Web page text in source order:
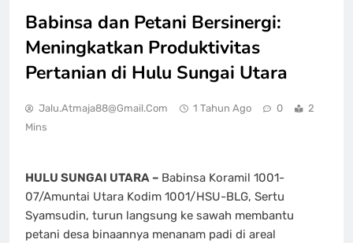
Babinsa dan Petani Bersinergi:
Meningkatkan Produktivitas
Pertanian di Hulu Sungai Utara
Jalu.atmaja88@gmail.com 1 Tahun Ago 0
2
Mins
HULU SUNGAI UTARA – Babinsa Koramil 1001-
07/Amuntai Utara Kodim 1001/HSU-BLG, Sertu
Syamsudin, turun langsung ke sawah membantu
petani desa binaannya menanam padi di areal